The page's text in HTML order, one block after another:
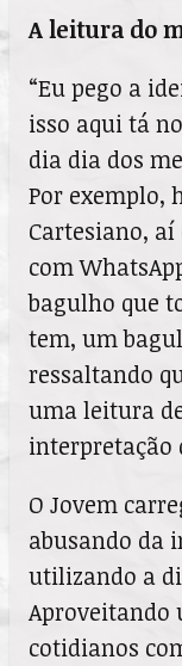
A leitura do
“Eu pego a
isso aqui tá
dia dia dos
Por exemplo,
Cartesiano,
com
bagulho que
tem, um
ressaltando
uma leitura
interpretação
O Jovem
abusando da
utilizando a
Aproveitando
cotidianos